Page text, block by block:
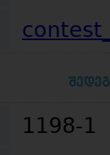
1198-1